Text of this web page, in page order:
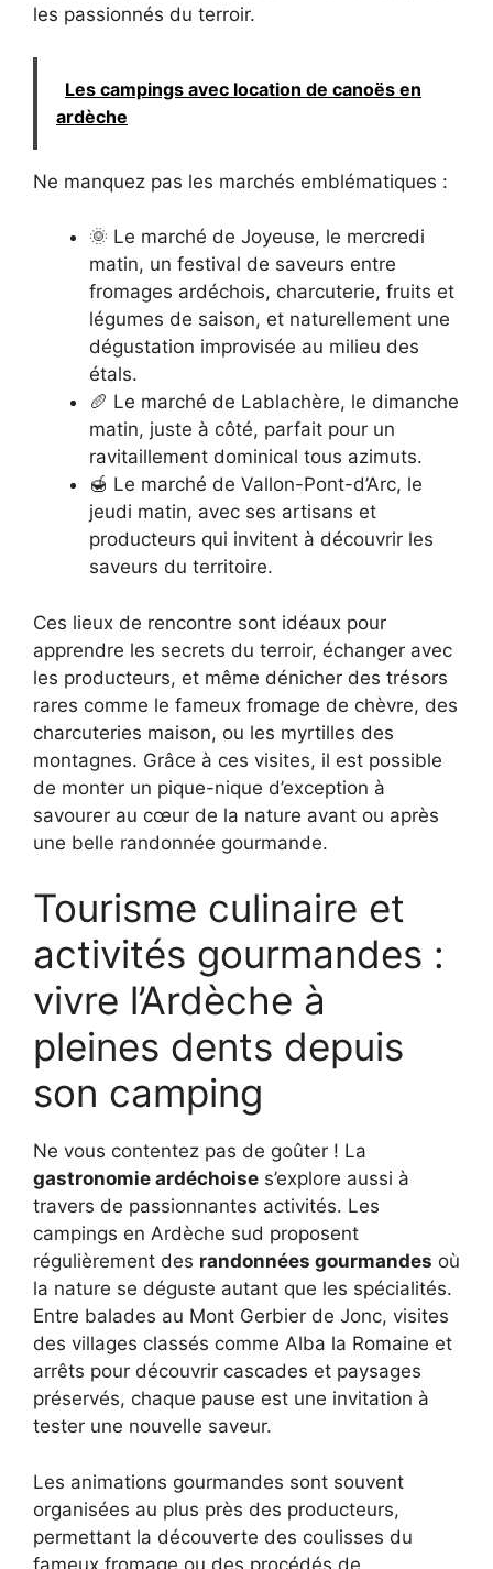
les passionnés du terroir.
Les campings avec location de canoës en
ardèche
Ne manquez pas les marchés emblématiques :
🌞 Le marché de Joyeuse, le mercredi
matin, un festival de saveurs entre
fromages ardéchois, charcuterie, fruits et
légumes de saison, et naturellement une
dégustation improvisée au milieu des
étals.
🥖 Le marché de Lablachère, le dimanche
matin, juste à côté, parfait pour un
ravitaillement dominical tous azimuts.
🍯 Le marché de Vallon-Pont-d’Arc, le
jeudi matin, avec ses artisans et
producteurs qui invitent à découvrir les
saveurs du territoire.
Ces lieux de rencontre sont idéaux pour
apprendre les secrets du terroir, échanger avec
les producteurs, et même dénicher des trésors
rares comme le fameux fromage de chèvre, des
charcuteries maison, ou les myrtilles des
montagnes. Grâce à ces visites, il est possible
de monter un pique-nique d’exception à
savourer au cœur de la nature avant ou après
une belle randonnée gourmande.
Tourisme culinaire et
activités gourmandes :
vivre l’Ardèche à
pleines dents depuis
son camping
Ne vous contentez pas de goûter ! La
gastronomie ardéchoise s’explore aussi à
travers de passionnantes activités. Les
campings en Ardèche sud proposent
régulièrement des randonnées gourmandes où
la nature se déguste autant que les spécialités.
Entre balades au Mont Gerbier de Jonc, visites
des villages classés comme Alba la Romaine et
arrêts pour découvrir cascades et paysages
préservés, chaque pause est une invitation à
tester une nouvelle saveur.
Les animations gourmandes sont souvent
organisées au plus près des producteurs,
permettant la découverte des coulisses du
fameux fromage ou des procédés de